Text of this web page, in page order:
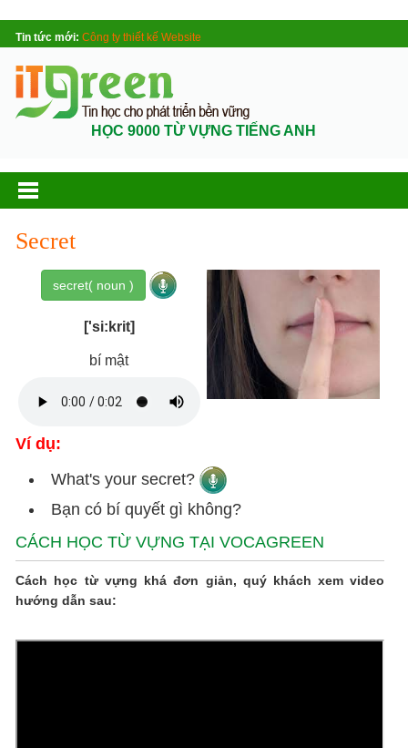
Tin tức mới: Công ty thiết kế Website
HỌC 9000 TỪ VỰNG TIẾNG ANH
Secret
secret( noun )
['si:krit]
bí mật
Ví dụ:
What's your secret?
Bạn có bí quyết gì không?
CÁCH HỌC TỪ VỰNG TẠI VOCAGREEN
Cách học từ vựng khá đơn giản, quý khách xem video
hướng dẫn sau: